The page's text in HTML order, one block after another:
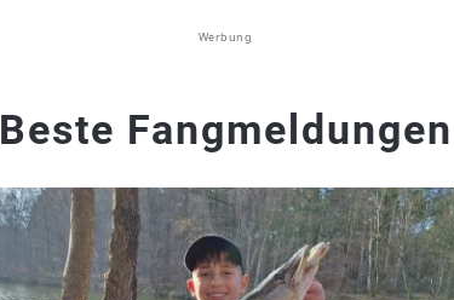
Werbung
Beste Fangmeldungen